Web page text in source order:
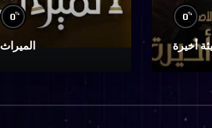
0%
الميراث
0%